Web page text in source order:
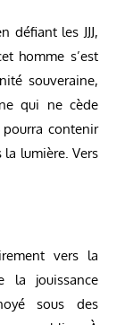
défiant les JJJ,
homme s’est
souveraine,
qui ne cède
contenir
la lumière. Vers
vers la
la jouissance
sous des